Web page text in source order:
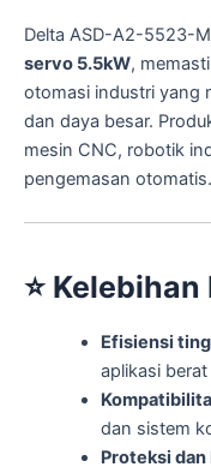
Delta ASD-A2-5523-
servo 5.5kW,
otomasi industri yang
dan daya besar.
mesin CNC, robotik
pengemasan otomatis.
⭐ Kelebihan
Efisiensi
aplikasi berat
dan sistem
Proteksi dan